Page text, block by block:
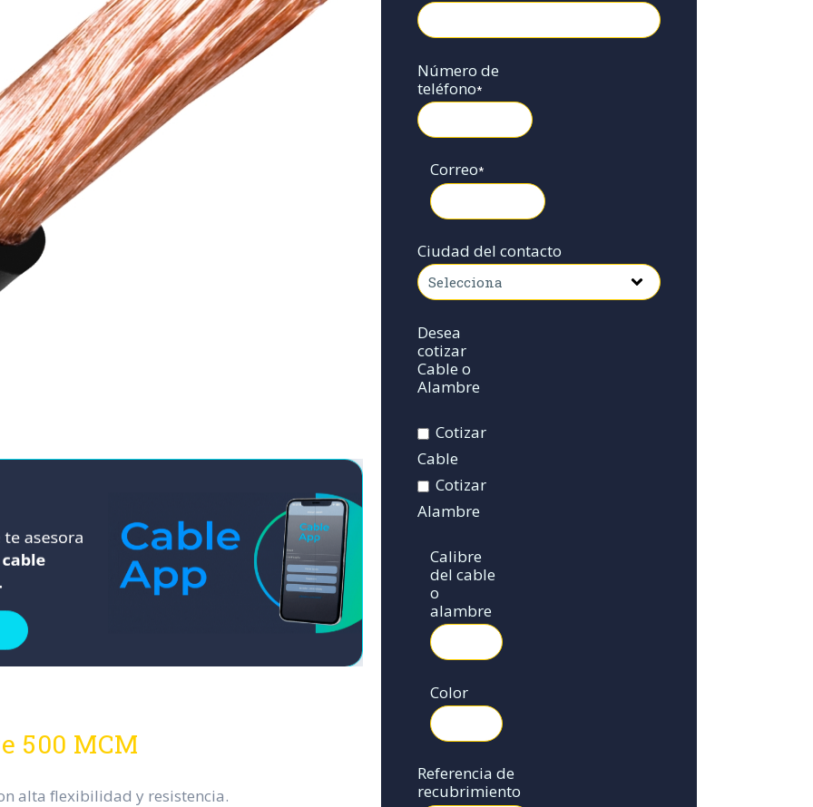
500 MCM
alta flexibilidad y resistencia.
Número de
teléfono*
Correo*
Ciudad del contacto
Desea
cotizar
Cable o
Alambre
Cotizar
Cable
Cotizar
Alambre
Calibre
del cable
o
alambre
Color
Referencia de
recubrimiento